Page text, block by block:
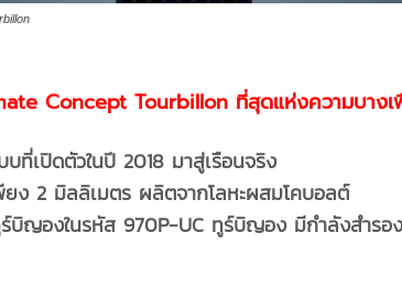
Concept Tourbillon ที่สุดแห่งความบางเ
ที่เปิดตัวในปี 2018 มาสู่เรือนจริง
ยง 2 มิลลิเมตร ผลิตจากโลหะผสมโคบอลต์
บิญองในรหัส 970P-UC ทูร์บิญอง มีกำลังสำรอ